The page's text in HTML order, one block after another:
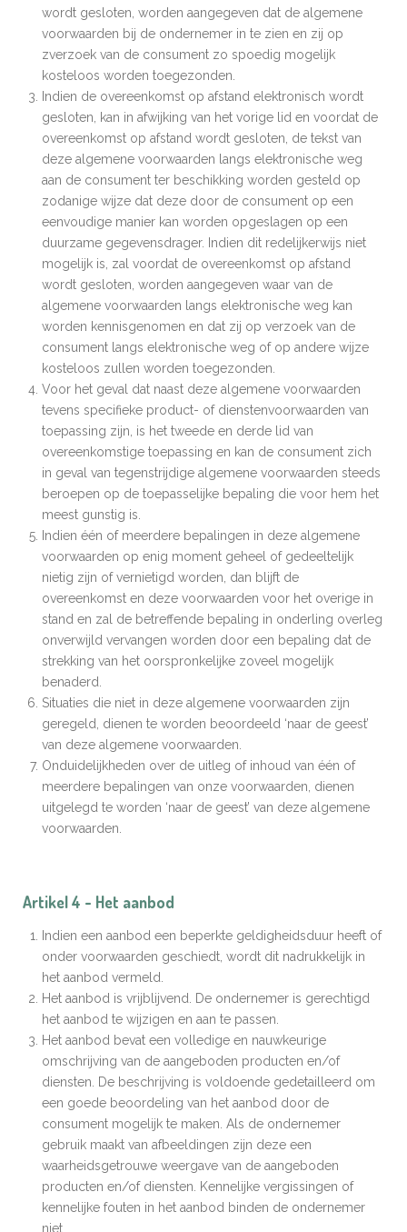
wordt gesloten, worden aangegeven dat de algemene
voorwaarden bij de ondernemer in te zien en zij op
zverzoek van de consument zo spoedig mogelijk
kosteloos worden toegezonden.
Indien de overeenkomst op afstand elektronisch wordt
gesloten, kan in afwijking van het vorige lid en voordat de
overeenkomst op afstand wordt gesloten, de tekst van
deze algemene voorwaarden langs elektronische weg
aan de consument ter beschikking worden gesteld op
zodanige wijze dat deze door de consument op een
eenvoudige manier kan worden opgeslagen op een
duurzame gegevensdrager. Indien dit redelijkerwijs niet
mogelijk is, zal voordat de overeenkomst op afstand
wordt gesloten, worden aangegeven waar van de
algemene voorwaarden langs elektronische weg kan
worden kennisgenomen en dat zij op verzoek van de
consument langs elektronische weg of op andere wijze
kosteloos zullen worden toegezonden.
Voor het geval dat naast deze algemene voorwaarden
tevens specifieke product- of dienstenvoorwaarden van
toepassing zijn, is het tweede en derde lid van
overeenkomstige toepassing en kan de consument zich
in geval van tegenstrijdige algemene voorwaarden steeds
beroepen op de toepasselijke bepaling die voor hem het
meest gunstig is.
Indien één of meerdere bepalingen in deze algemene
voorwaarden op enig moment geheel of gedeeltelijk
nietig zijn of vernietigd worden, dan blijft de
overeenkomst en deze voorwaarden voor het overige in
stand en zal de betreffende bepaling in onderling overleg
onverwijld vervangen worden door een bepaling dat de
strekking van het oorspronkelijke zoveel mogelijk
benaderd.
Situaties die niet in deze algemene voorwaarden zijn
geregeld, dienen te worden beoordeeld ‘naar de geest’
van deze algemene voorwaarden.
Onduidelijkheden over de uitleg of inhoud van één of
meerdere bepalingen van onze voorwaarden, dienen
uitgelegd te worden ‘naar de geest’ van deze algemene
voorwaarden.
Artikel 4 - Het aanbod
Indien een aanbod een beperkte geldigheidsduur heeft of
onder voorwaarden geschiedt, wordt dit nadrukkelijk in
het aanbod vermeld.
Het aanbod is vrijblijvend. De ondernemer is gerechtigd
het aanbod te wijzigen en aan te passen.
Het aanbod bevat een volledige en nauwkeurige
omschrijving van de aangeboden producten en/of
diensten. De beschrijving is voldoende gedetailleerd om
een goede beoordeling van het aanbod door de
consument mogelijk te maken. Als de ondernemer
gebruik maakt van afbeeldingen zijn deze een
waarheidsgetrouwe weergave van de aangeboden
producten en/of diensten. Kennelijke vergissingen of
kennelijke fouten in het aanbod binden de ondernemer
niet.